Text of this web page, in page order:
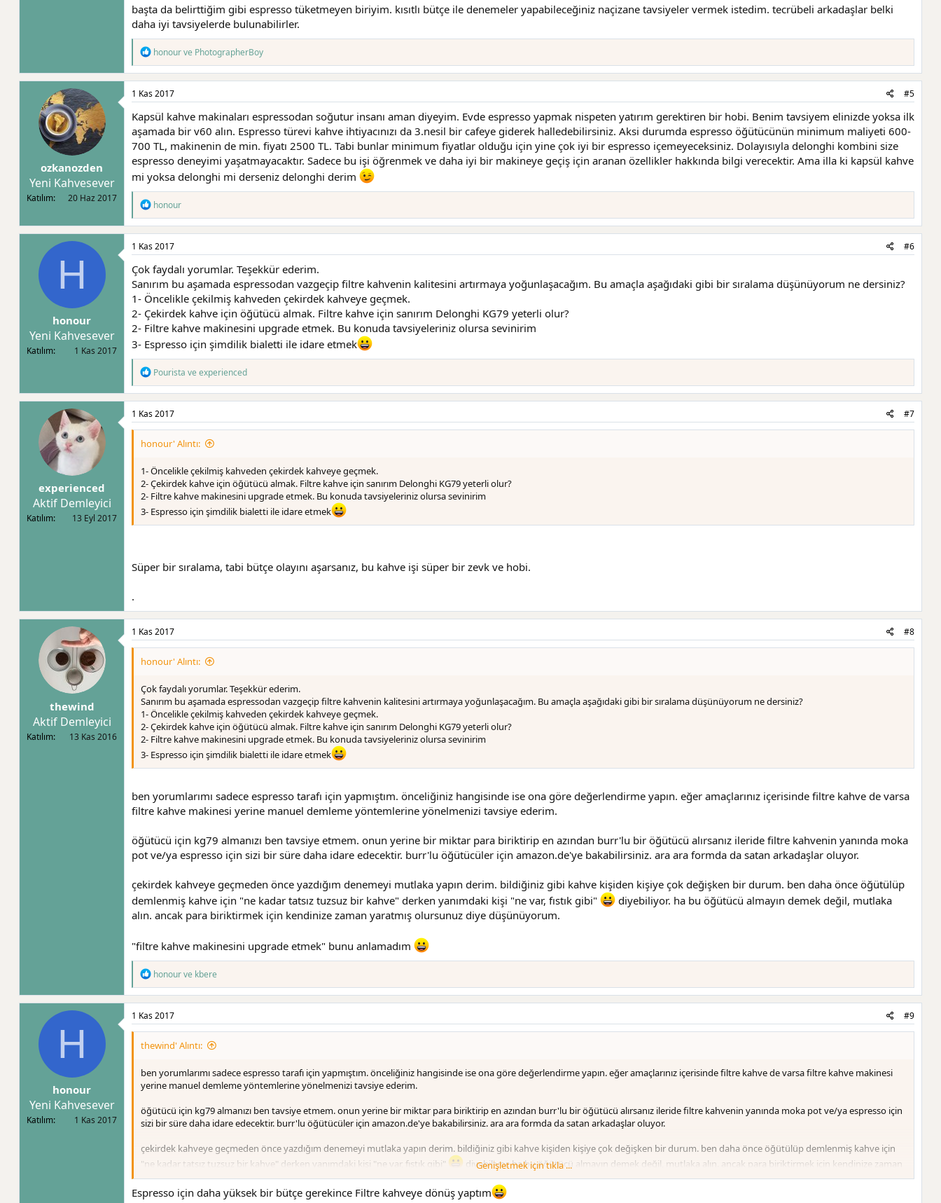
başta da belirttiğim gibi espresso tüketmeyen biriyim. kısıtlı bütçe ile denemeler yapabileceğiniz naçizane tavsiyeler vermek istedim. tecrübeli arkadaşlar belki
daha iyi tavsiyelerde bulunabilirler.
T
p
k
e
r
:
honourve PhotographerBoy
ozkanozden
Yeni Kahvesever
Katılım 20 Haz 2017
1 Kas 2017 #5
Kapsül kahve makinaları espressodan soğutur insanı aman diyeyim. Evde espresso yapmak nispeten yatırım gerektiren bir hobi. Benim tavsiyem elinizde yoksa ilk
aşamada bir v60 alın. Espresso türevi kahve ihtiyacınızı da 3.nesil bir cafeye giderek halledebilirsiniz. Aksi durumda espresso öğütücünün minimum maliyeti 600-
700 TL, makinenin de min. fiyatı 2500 TL. Tabi bunlar minimum fiyatlar olduğu için yine çok iyi bir espresso içemeyeceksiniz. Dolayısıyla delonghi kombini size
espresso deneyimi yaşatmayacaktır. Sadece bu işi öğrenmek ve daha iyi bir makineye geçiş için aranan özellikler hakkında bilgi verecektir. Ama illa ki kapsül kahve
mi yoksa delonghi mi derseniz delonghi derim
T
p
k
e
r
honour
H
honour
Yeni Kahvesever
Katılım 1 Kas 2017
1 Kas 2017 #6
Çok faydalı yorumlar. Teşekkür ederim.
Sanırım bu aşamada espressodan vazgeçip filtre kahvenin kalitesini artırmaya yoğunlaşacağım. Bu amaçla aşağıdaki gibi bir sıralama düşünüyorum ne dersiniz?
1- Öncelikle çekilmiş kahveden çekirdek kahveye geçmek.
2- Çekirdek kahve için öğütücü almak. Filtre kahve için sanırım Delonghi KG79 yeterli olur?
2- Filtre kahve makinesini upgrade etmek. Bu konuda tavsiyeleriniz olursa sevinirim
3- Espresso için şimdilik bialetti ile idare etmek
T
p
k
l
r
Pourista ve experienced
experienced
Aktif Demleyici
Katılım 13 Eyl 2017
1 Kas 2017 #7
honour' Alıntı:
1- Öncelikle çekilmiş kahveden çekirdek kahveye geçmek.
2- Çekirdek kahve için öğütücü almak. Filtre kahve için sanırım Delonghi KG79 yeterli olur?
2- Filtre kahve makinesini upgrade etmek. Bu konuda tavsiyeleriniz olursa sevinirim
3- Espresso için şimdilik bialetti ile idare etmek
Süper bir sıralama, tabi bütçe olayını aşarsanız, bu kahve işi süper bir zevk ve hobi.
.
thewind
Aktif Demleyici
Katılım 13 Kas 2016
1 Kas 2017 #8
honour' Alıntı:
Çok faydalı yorumlar. Teşekkür ederim.
Sanırım bu aşamada espressodan vazgeçip filtre kahvenin kalitesini artırmaya yoğunlaşacağım. Bu amaçla aşağıdaki gibi bir sıralama düşünüyorum ne dersiniz?
1- Öncelikle çekilmiş kahveden çekirdek kahveye geçmek.
2- Çekirdek kahve için öğütücü almak. Filtre kahve için sanırım Delonghi KG79 yeterli olur?
2- Filtre kahve makinesini upgrade etmek. Bu konuda tavsiyeleriniz olursa sevinirim
3- Espresso için şimdilik bialetti ile idare etmek
ben yorumlarımı sadece espresso tarafı için yapmıştım. önceliğiniz hangisinde ise ona göre değerlendirme yapın. eğer amaçlarınız içerisinde filtre kahve de varsa
filtre kahve makinesi yerine manuel demleme yöntemlerine yönelmenizi tavsiye ederim.
öğütücü için kg79 almanızı ben tavsiye etmem. onun yerine bir miktar para biriktirip en azından burr'lu bir öğütücü alırsanız ileride filtre kahvenin yanında moka
pot ve/ya espresso için sizi bir süre daha idare edecektir. burr'lu öğütücüler için amazon.de'ye bakabilirsiniz. ara ara formda da satan arkadaşlar oluyor.
çekirdek kahveye geçmeden önce yazdığım denemeyi mutlaka yapın derim. bildiğiniz gibi kahve kişiden kişiye çok değişken bir durum. ben daha önce öğütülüp
demlenmiş kahve için "ne kadar tatsız tuzsuz bir kahve" derken yanımdaki kişi "ne var, fıstık gibi"
diyebiliyor. ha bu öğütücü almayın demek değil, mutlaka
alın. ancak para biriktirmek için kendinize zaman yaratmış olursunuz diye düşünüyorum.
"filtre kahve makinesini upgrade etmek" bunu anlamadım
T
p
k
l
r
honourve kbere
H
honour
Yeni Kahvesever
Katılım 1 Kas 2017
1 Kas 2017 #9
thewind' Alıntı:
ben yorumlarımı sadece espresso tarafı için yapmıştım. önceliğiniz hangisinde ise ona göre değerlendirme yapın. eğer amaçlarınız içerisinde filtre kahve de varsa filtre kahve makinesi
yerine manuel demleme yöntemlerine yönelmenizi tavsiye ederim.
öğütücü için kg79 almanızı ben tavsiye etmem. onun yerine bir miktar para biriktirip en azından burr'lu bir öğütücü alırsanız ileride filtre kahvenin yanında moka pot ve/ya espresso için
sizi bir süre daha idare edecektir. burr'lu öğütücüler için amazon.de'ye bakabilirsiniz. ara ara formda da satan arkadaşlar oluyor.
çekirdek kahveye geçmeden önce yazdığım denemeyi mutlaka yapın derim. bildiğiniz gibi kahve kişiden kişiye çok değişken bir durum. ben daha önce öğütülüp demlenmiş kahve için
"ne kadar tatsız tuzsuz bir kahve" derken yanımdaki kişi "ne var, fıstık gibi"
diyebiliyor. ha bu öğütücü almayın demek değil, mutlaka alın. ancak para biriktirmek için kendinize zaman
yaratmış olursunuz diye düşünüyorum.
Genişletmek için tıkla ...
Espresso için daha yüksek bir bütçe gerekince Filtre kahveye dönüş yaptım